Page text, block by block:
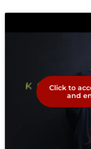
Click to
and